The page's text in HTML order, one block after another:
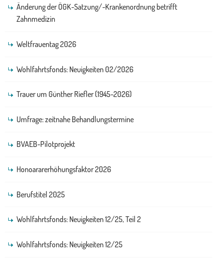
Änderung der ÖGK-Satzung/-Krankenordnung betrifft
Zahnmedizin
Weltfrauentag 2026
Wohlfahrtsfonds: Neuigkeiten 02/2026
Trauer um Günther Riefler (1945-2026)
Umfrage: zeitnahe Behandlungstermine
BVAEB-Pilotprojekt
Honoararerhöhungsfaktor 2026
Berufstitel 2025
Wohlfahrtsfonds: Neuigkeiten 12/25, Teil 2
Wohlfahrtsfonds: Neuigkeiten 12/25